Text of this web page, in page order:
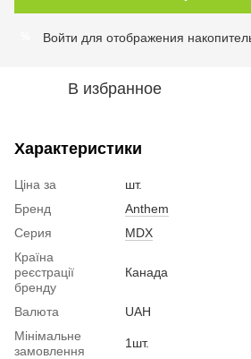
Войти для отображения
В избранное
Характеристики
Ціна за
шт.
Бренд
Anthem
Серия
MDX
Країна
реєстрації
бренду
Канада
Валюта
UAH
Мінімальне
замовлення
1шт.